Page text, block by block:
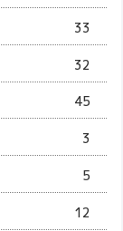
33
32
45
3
5
12